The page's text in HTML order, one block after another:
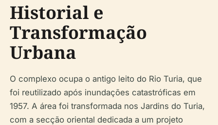
Historial e
Transformação
Urbana
O complexo ocupa o antigo leito do Rio Turia, que
foi reutilizado após inundações catastróficas em
1957. A área foi transformada nos Jardins do Turia,
com a secção oriental dedicada a um projeto